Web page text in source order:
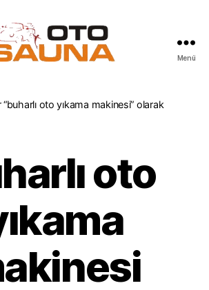
Menü
“buharlı oto yıkama makinesi” olarak
oto